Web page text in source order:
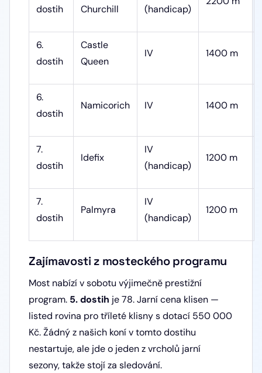
dostih
Churchill
(handicap)
6.
dostih
Castle
Queen
IV 1400 m
6.
dostih
Namicorich IV 1400 m
7.
dostih
Idefix
IV
(handicap)
1200 m
7.
dostih
Palmyra
IV
(handicap)
1200 m
Zajímavosti z mosteckého programu
Most nabízí v sobotu výjimečně prestižní
program. 5. dostih je 78. Jarní cena klisen —
listed rovina pro tříleté klisny s dotací 550 000
Kč. Žádný z našich koní v tomto dostihu
nestartuje, ale jde o jeden z vrcholů jarní
sezony, takže stojí za sledování.